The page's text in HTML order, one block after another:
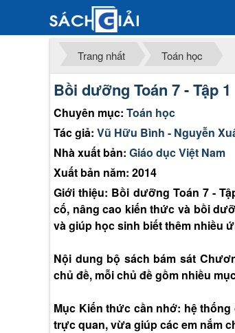
Trang nhất Toán học
Bồi dưỡng Toán 7 - Tập 1
Chuyên mục: Toán học
Tác giả: Vũ Hữu Bình - Nguyễn
Nhà xuất bản: Giáo dục Việt Nam
Xuất bản năm: 2014
Giới thiệu: Bồi dưỡng Toán 7 -
cố, nâng cao kiến thức và bồi
và giúp học sinh biết thêm nhiều
Nội dung bộ sách bám sát
chủ đề, mỗi chủ đề gồm nhiều
Mục Kiến thức cần nhớ: hệ
trực quan, vừa giúp các em nắm